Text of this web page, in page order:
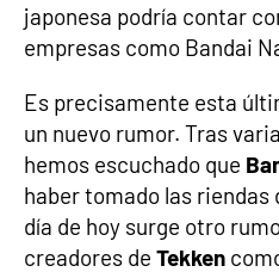
japonesa podría contar
empresas como Bandai
Es precisamente esta
un nuevo rumor. Tras
hemos escuchado que
haber tomado las riendas
día de hoy surge otro
creadores de Tekken